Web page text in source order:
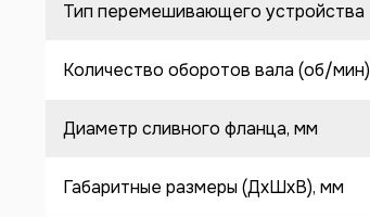
Тип перемешивающего устройства
Количество оборотов вала (об/мин)
Диаметр сливного фланца, мм
Габаритные размеры (ДхШхВ), мм